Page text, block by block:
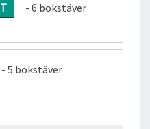
T
- 6 bokstäver
- 5 bokstäver